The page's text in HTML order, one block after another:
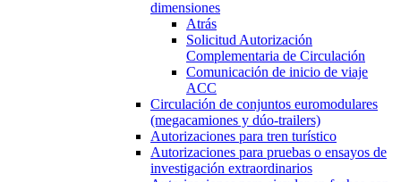
dimensiones
Atrás
Solicitud Autorización
Complementaria de Circulación
Comunicación de inicio de viaje
ACC
Circulación de conjuntos euromodulares
(megacamiones y dúo-trailers)
Autorizaciones para tren turístico
Autorizaciones para pruebas o ensayos de
investigación extraordinarios